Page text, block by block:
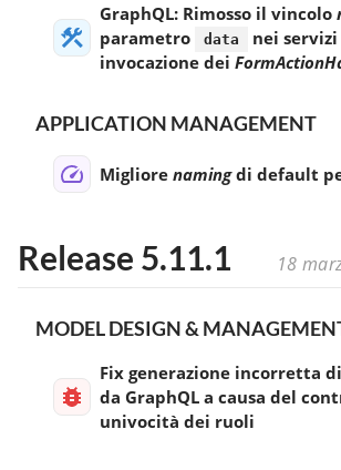
GraphQL: Rimosso il vincolo
parametro
data
nei
invocazione dei
APPLICATION MANAGEMENT
Migliore namingdi default
Release 5.11.1 18
MODEL DESIGN &
Fix generazione incorretta
da GraphQL a causa del
univocità dei ruoli